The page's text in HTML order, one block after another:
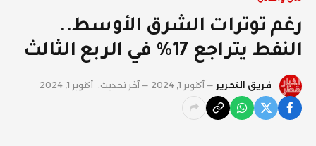
رغم توترات الشرق الأوسط..
النفط يتراجع 17% في الربع الثالث
فريق التحرير أكتوبر 1, 2024 آخر تحديث: أكتوبر 1, 2024